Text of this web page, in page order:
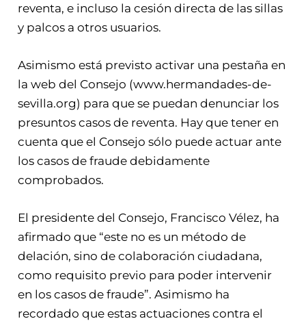
reventa, e incluso la cesión directa de las sillas
y palcos a otros usuarios.
Asimismo está previsto activar una pestaña en
la web del Consejo (www.hermandades-de-
sevilla.org) para que se puedan denunciar los
presuntos casos de reventa. Hay que tener en
cuenta que el Consejo sólo puede actuar ante
los casos de fraude debidamente
comprobados.
El presidente del Consejo, Francisco Vélez, ha
afirmado que “este no es un método de
delación, sino de colaboración ciudadana,
como requisito previo para poder intervenir
en los casos de fraude”. Asimismo ha
recordado que estas actuaciones contra el